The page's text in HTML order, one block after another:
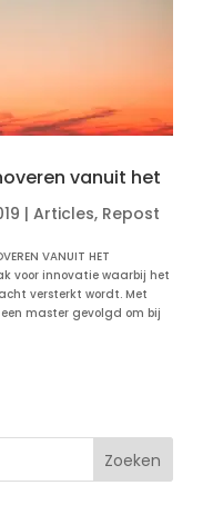
vanuit het
| Articles, Repost
VANUIT HET
voor innovatie waarbij het
versterkt wordt. Met
master gevolgd om bij